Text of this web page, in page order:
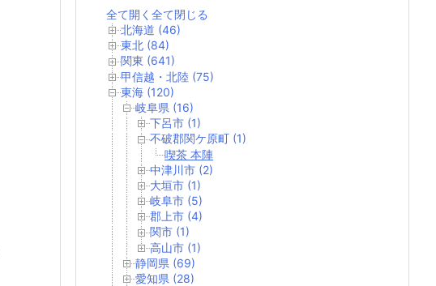
全て開く 全て閉じる
北海道 (46)
東北 (84)
関東 (641)
甲信越・北陸 (75)
東海 (120)
岐阜県 (16)
下呂市 (1)
不破郡関ケ原町 (1)
喫茶 本陣
中津川市 (2)
大垣市 (1)
岐阜市 (5)
郡上市 (4)
関市 (1)
高山市 (1)
静岡県 (69)
愛知県 (28)